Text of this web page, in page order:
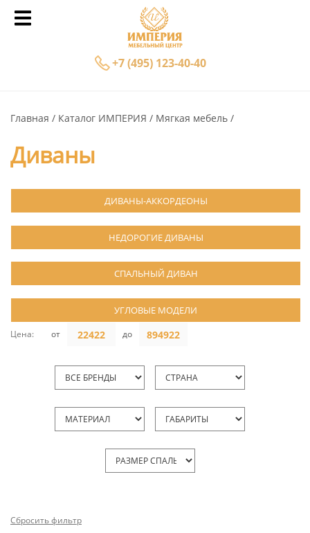
+7 (495) 123-40-40
Главная Каталог ИМПЕРИЯ Мягкая мебель
Диваны
ДИВАНЫ-АККОРДЕОНЫ
НЕДОРОГИЕ ДИВАНЫ
СПАЛЬНЫЙ ДИВАН
УГЛОВЫЕ МОДЕЛИ
Цена: от до
Сбросить фильтр